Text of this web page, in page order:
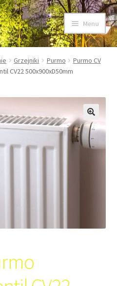
Menu
Grzejniki Purmo
Purmo CV
CV22 500x900xD50mm